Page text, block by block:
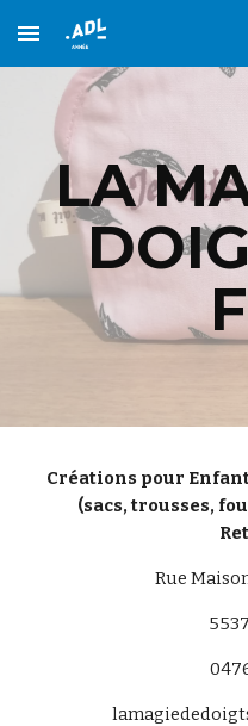
Skip to main content
LA
Créations pour
(sacs, trousses,
Rue